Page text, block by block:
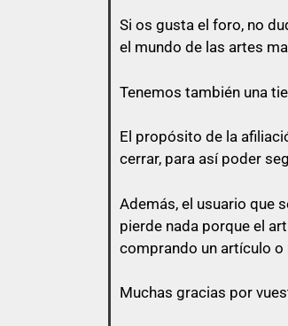
Si os gusta el foro, no
el mundo de las artes
Tenemos también una
El propósito de la
cerrar, para así poder
Además, el usuario que
pierde nada porque el
comprando un artículo
Muchas gracias por